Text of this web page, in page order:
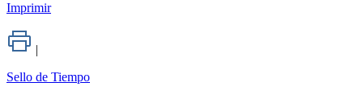
Imprimir
|
Sello de Tiempo